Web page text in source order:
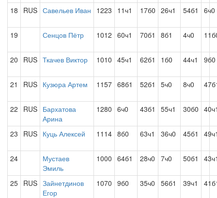
18 RUS Савельев Иван 1223 11ч1 17б0 26ч1 54б1 6ч0
19 Сенцов Пётр 1012 60ч1 70б1 8б1 4ч0
20 RUS Ткачев Виктор 1010 45ч1 62б1 1б0 44ч1 9б0
21 RUS Кузюра Артем 1157 68б1 52б1 5ч0 8ч0
22 RUS Бархатова
Арина
1280 6ч0 43б1 55ч1 30б0
23 RUS Куць Алексей 1114 8б0 63ч1 36ч0 45б1
24
Мустаев
Эмиль
1000 64б1 28ч0 7ч0 50б1
25 RUS Зайнетдинов
Егор
1070 9б0 35ч0 56б1 39ч1